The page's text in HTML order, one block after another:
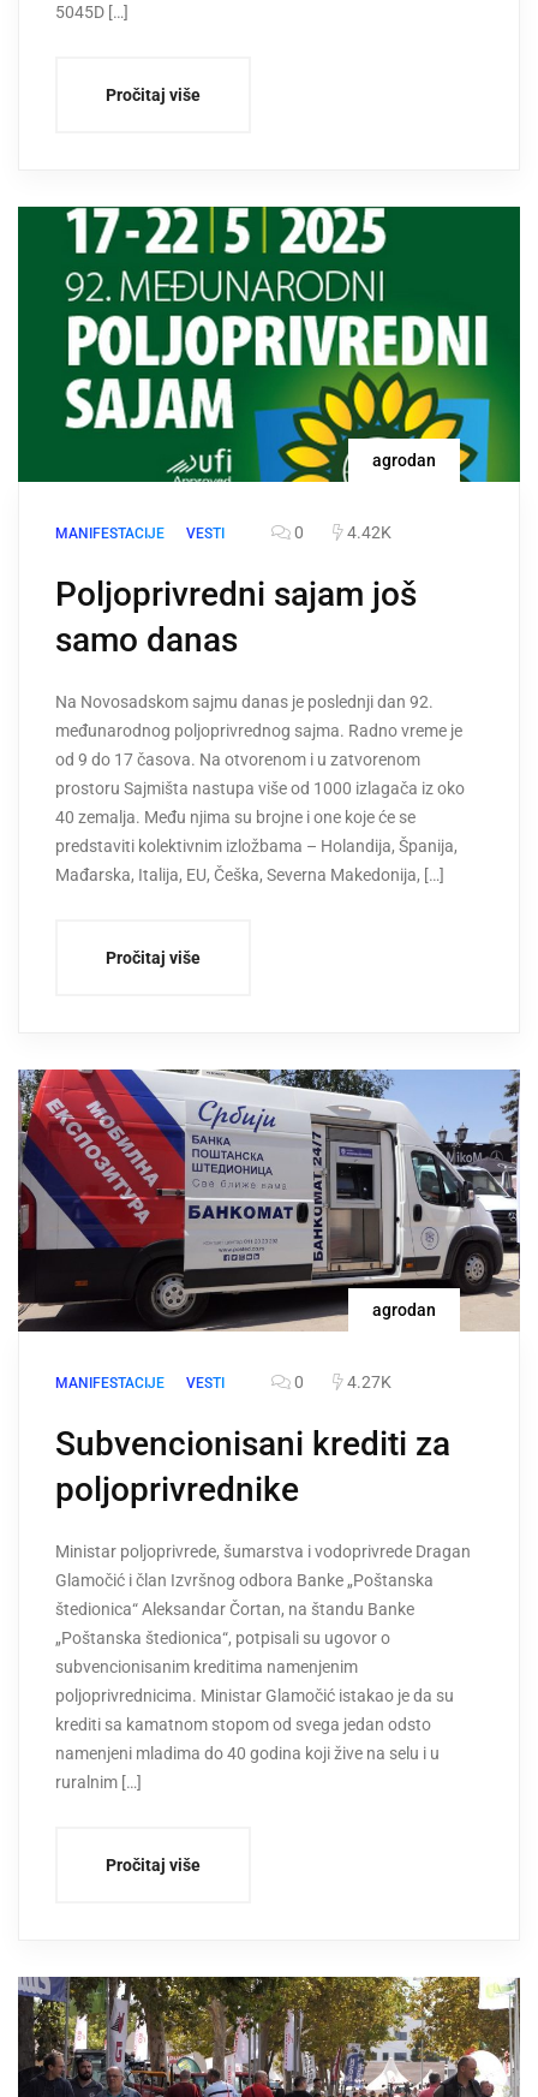
5045D […]
Pročitaj više
agrodan
MANIFESTACIJE VESTI 0 4.42K
Poljoprivredni sajam još
samo danas
Na Novosadskom sajmu danas je poslednji dan 92.
međunarodnog poljoprivrednog sajma. Radno vreme je
od 9 do 17 časova. Na otvorenom i u zatvorenom
prostoru Sajmišta nastupa više od 1000 izlagača iz oko
40 zemalja. Među njima su brojne i one koje će se
predstaviti kolektivnim izložbama – Holandija, Španija,
Mađarska, Italija, EU, Češka, Severna Makedonija, […]
Pročitaj više
agrodan
MANIFESTACIJE VESTI 0 4.27K
Subvencionisani krediti za
poljoprivrednike
Ministar poljoprivrede, šumarstva i vodoprivrede Dragan
Glamočić i član Izvršnog odbora Banke „Poštanska
štedionica“ Aleksandar Čortan, na štandu Banke
„Poštanska štedionica“, potpisali su ugovor o
subvencionisanim kreditima namenjenim
poljoprivrednicima. Ministar Glamočić istakao je da su
krediti sa kamatnom stopom od svega jedan odsto
namenjeni mladima do 40 godina koji žive na selu i u
ruralnim […]
Pročitaj više